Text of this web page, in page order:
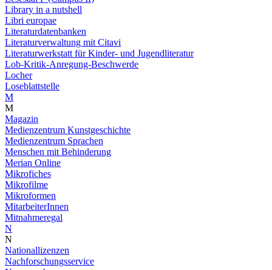
Library in a nutshell
Libri europae
Literaturdatenbanken
Literaturverwaltung mit Citavi
Literaturwerkstatt für Kinder- und Jugendliteratur
Lob-Kritik-Anregung-Beschwerde
Locher
Loseblattstelle
M
M
Magazin
Medienzentrum Kunstgeschichte
Medienzentrum Sprachen
Menschen mit Behinderung
Merian Online
Mikrofiches
Mikrofilme
Mikroformen
MitarbeiterInnen
Mitnahmeregal
N
N
Nationallizenzen
Nachforschungsservice